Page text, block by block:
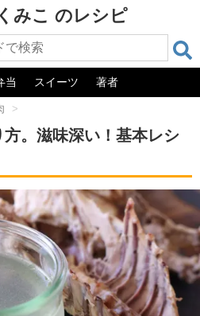
みこ のレシピ
当 スイーツ 著者
>
。滋味深い！基本レシ